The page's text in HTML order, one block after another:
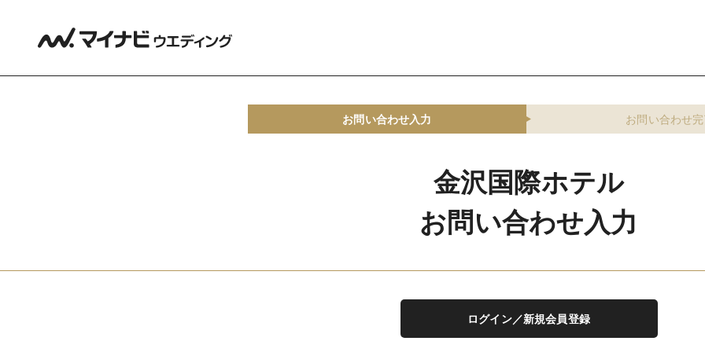
お問い合わせ入力 お問い合わせ
金沢国際ホテル
お問い合わせ入力
ログイン／新規会員登録